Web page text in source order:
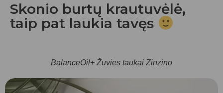
Skonio burtų krautuvėlė,
taip pat laukia tavęs
BalanceOil+ Žuvies taukai Zinzino